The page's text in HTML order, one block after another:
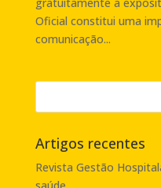
Oficial constitui uma
comunicação...
Artigos recentes
Revista Gestão